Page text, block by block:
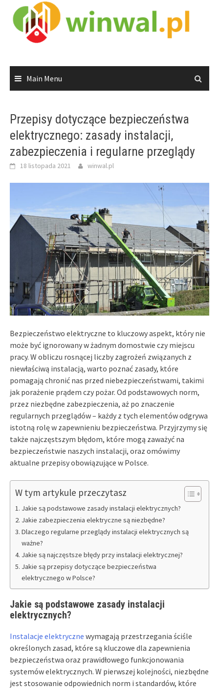
content
Main Menu
Przepisy dotyczące bezpieczeństwa
elektrycznego: zasady instalacji,
zabezpieczenia i regularne przeglądy
18 listopada 2021 winwal.pl
Bezpieczeństwo elektryczne to kluczowy aspekt, który nie
może być ignorowany w żadnym domostwie czy miejscu
pracy. W obliczu rosnącej liczby zagrożeń związanych z
niewłaściwą instalacją, warto poznać zasady, które
pomagają chronić nas przed niebezpieczeństwami, takimi
jak porażenie prądem czy pożar. Od podstawowych norm,
przez niezbędne zabezpieczenia, aż po znaczenie
regularnych przeglądów – każdy z tych elementów odgrywa
istotną rolę w zapewnieniu bezpieczeństwa. Przyjrzymy się
także najczęstszym błędom, które mogą zaważyć na
bezpieczeństwie naszych instalacji, oraz omówimy
aktualne przepisy obowiązujące w Polsce.
W tym artykule przeczytasz
Jakie są podstawowe zasady instalacji elektrycznych?
Jakie zabezpieczenia elektryczne są niezbędne?
Dlaczego regularne przeglądy instalacji elektrycznych są
ważne?
Jakie są najczęstsze błędy przy instalacji elektrycznej?
Jakie są przepisy dotyczące bezpieczeństwa
elektrycznego w Polsce?
Jakie są podstawowe zasady instalacji
elektrycznych?
Instalacje elektryczne wymagają przestrzegania ściśle
określonych zasad, które są kluczowe dla zapewnienia
bezpieczeństwa oraz prawidłowego funkcjonowania
systemów elektrycznych. W pierwszej kolejności, niezbędne
jest stosowanie odpowiednich norm i standardów, które